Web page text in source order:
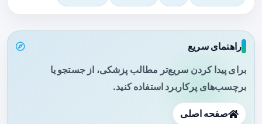
راهنمای سریع
برای پیدا کردن سریع‌تر مطالب پزشکی، از جستجو یا
برچسب‌های پرکاربرد استفاده کنید.
صفحه اصلی